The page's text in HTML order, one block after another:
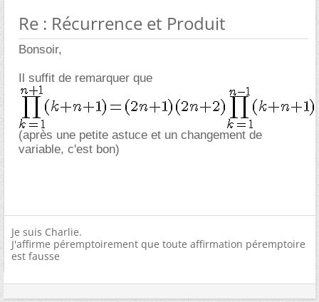
Re : Récurrence et Produit
Bonsoir,
Il suffit de remarquer que
(après une petite astuce et un changement de
variable, c'est bon)
Je suis Charlie.
J'affirme péremptoirement que toute affirmation péremptoire
est fausse